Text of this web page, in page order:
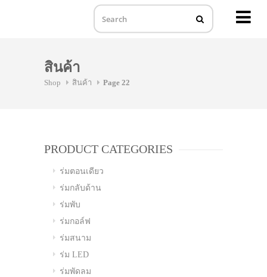
สินค้า
Shop สินค้า Page 22
PRODUCT CATEGORIES
ร่มตอนเดียว
ร่มกลับด้าน
ร่มพับ
ร่มกอล์ฟ
ร่มสนาม
ร่ม LED
ร่มพัดลม